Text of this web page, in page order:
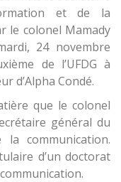
et de la
le colonel Mamady
24 novembre
de l’UFDG à
d’Alpha Condé.
que le colonel
général du
communication.
d’un doctorat